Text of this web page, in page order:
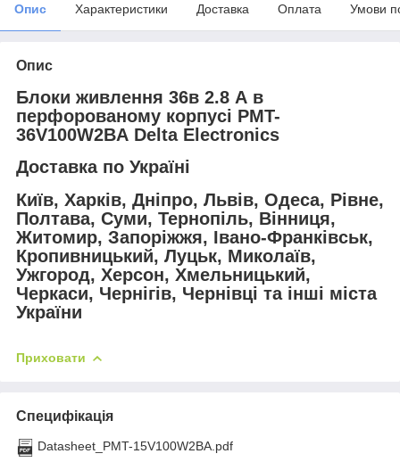
Опис Характеристики Доставка Оплата Умови
Опис
Блоки живлення 36в 2.8 А в
перфорованому корпусі PMT-
36V100W2BA Delta Electronics
Доставка по Україні
Київ, Харків, Дніпро, Львів, Одеса, Рівне,
Полтава, Суми, Тернопіль, Вінниця,
Житомир, Запоріжжя, Івано-Франківськ,
Кропивницький, Луцьк, Миколаїв,
Ужгород, Херсон, Хмельницький,
Черкаси, Чернігів, Чернівці та інші міста
України
Приховати
Специфікація
Datasheet_PMT-15V100W2BA.pdf